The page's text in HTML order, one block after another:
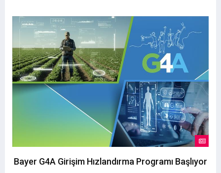
Bayer G4A Girişim Hızlandırma Programı Başlıyor